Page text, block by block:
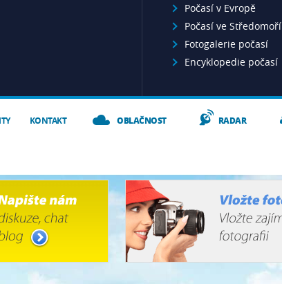
Počasí v Evropě
Počasí ve Středomoří
Fotogalerie počasí
Encyklopedie počasí
KONTAKT OBLAČNOST RADAR